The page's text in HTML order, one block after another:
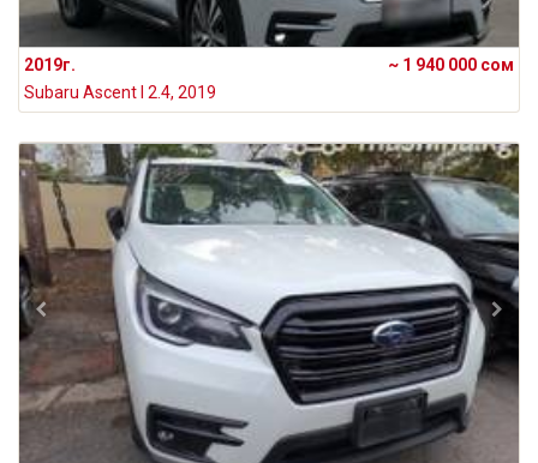
2019г.
~ 1 940 000 сом
Subaru Ascent I 2.4, 2019